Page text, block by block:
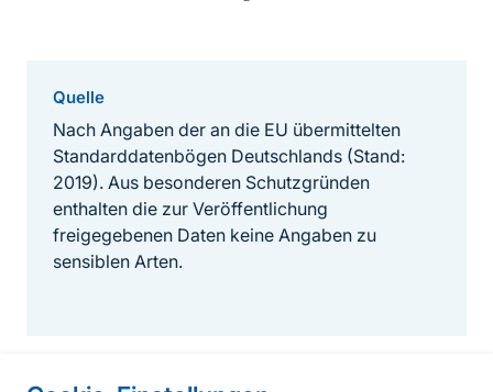
Quelle
Nach Angaben der an die EU übermittelten
Standarddatenbögen Deutschlands (Stand:
2019). Aus besonderen Schutzgründen
enthalten die zur Veröffentlichung
freigegebenen Daten keine Angaben zu
sensiblen Arten.